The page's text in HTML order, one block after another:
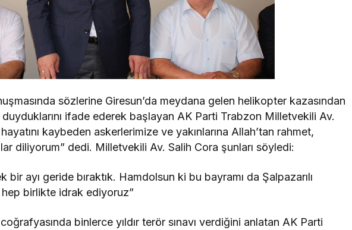
sözlerine Giresun’da meydana gelen helikopter kazasından
ifade ederek başlayan AK Parti Trabzon Milletvekili Av.
kaybeden askerlerimize ve yakınlarına Allah’tan rahmet,
diliyorum” dedi. Milletvekili Av. Salih Cora şunları söyledi:
bir ayı geride bıraktık. Hamdolsun ki bu bayramı da Şalpazarılı
birlikte idrak ediyoruz”
binlerce yıldır terör sınavı verdiğini anlatan AK Parti